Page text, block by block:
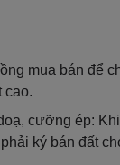
mua bán để
cao.
cưỡng ép:
ký bán đất